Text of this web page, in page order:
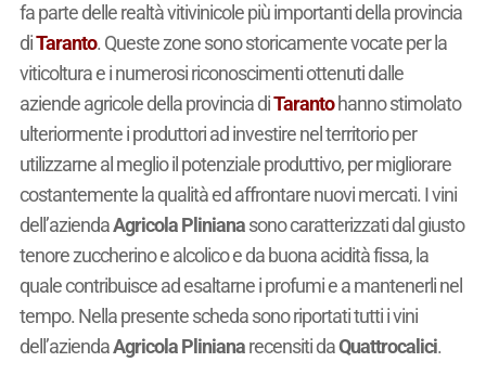
fa parte delle realtà vitivinicole più importanti della provincia
diTaranto. Queste zone sono storicamente vocate per la
viticoltura e i numerosi riconoscimenti ottenuti dalle
aziende agricole della provincia diTarantohanno stimolato
ulteriormente i produttori ad investire nel territorio per
utilizzarne al meglio il potenziale produttivo, per migliorare
costantemente la qualità ed affrontare nuovi mercati. I vini
dell’aziendaAgricola Plinianasono caratterizzati dal giusto
tenore zuccherino e alcolico e da buona acidità fissa, la
quale contribuisce ad esaltarne i profumi e a mantenerli nel
tempo. Nella presente scheda sono riportati tutti i vini
dell’aziendaAgricola Plinianarecensiti daQuattrocalici.